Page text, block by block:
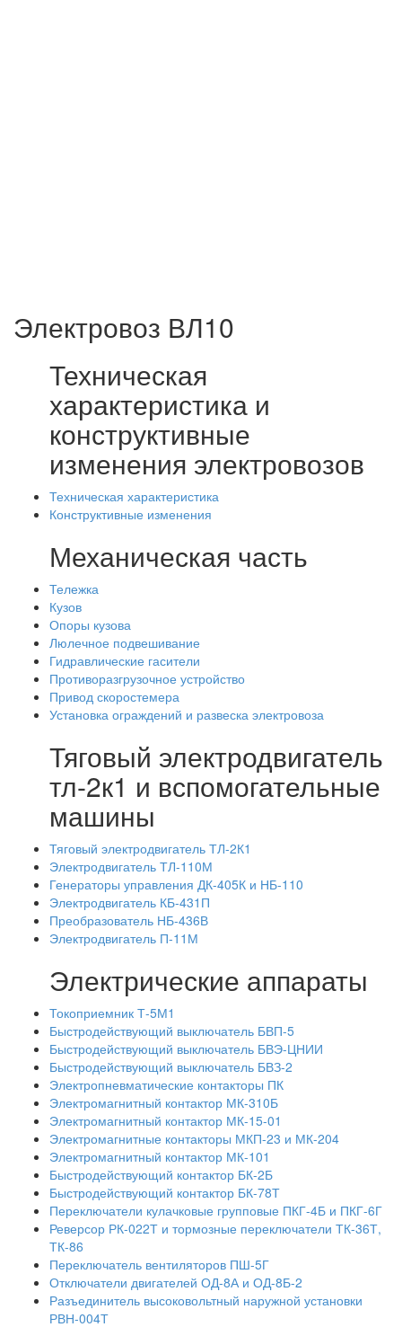
Электровоз ВЛ10
Техническая
характеристика и
конструктивные
изменения электровозов
Техническая характеристика
Конструктивные изменения
Механическая часть
Тележка
Кузов
Опоры кузова
Люлечное подвешивание
Гидравлические гасители
Противоразгрузочное устройство
Привод скоростемера
Установка ограждений и развеска электровоза
Тяговый электродвигатель
тл-2к1 и вспомогательные
машины
Тяговый электродвигатель ТЛ-2К1
Электродвигатель ТЛ-110М
Генераторы управления ДК-405К и НБ-110
Электродвигатель КБ-431П
Преобразователь НБ-436В
Электродвигатель П-11М
Электрические аппараты
Токоприемник Т-5М1
Быстродействующий выключатель БВП-5
Быстродействующий выключатель БВЭ-ЦНИИ
Быстродействующий выключатель БВЗ-2
Электропневматические контакторы ПК
Электромагнитный контактор МК-310Б
Электромагнитный контактор МК-15-01
Электромагнитные контакторы МКП-23 и МК-204
Электромагнитный контактор МК-101
Быстродействующий контактор БК-2Б
Быстродействующий контактор БК-78Т
Переключатели кулачковые групповые ПКГ-4Б и ПКГ-6Г
Реверсор РК-022Т и тормозные переключатели ТК-36Т,
ТК-86
Переключатель вентиляторов ПШ-5Г
Отключатели двигателей ОД-8А и ОД-8Б-2
Разъединитель высоковольтный наружной установки
РВН-004Т